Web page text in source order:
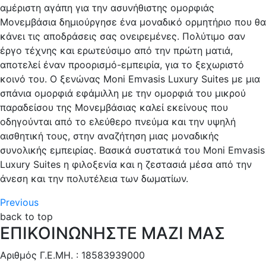
αμέριστη αγάπη για την ασυνήθιστης ομορφιάς
Μονεμβάσια δημιούργησε ένα μοναδικό ορμητήριο που θα
κάνει τις αποδράσεις σας ονειρεμένες. Πολύτιμο σαν
έργο τέχνης και ερωτεύσιμο από την πρώτη ματιά,
αποτελεί έναν προορισμό-εμπειρία, για το ξεχωριστό
κοινό του. Ο ξενώνας Moni Emvasis Luxury Suites με μια
σπάνια ομορφιά εφάμιλλη με την ομορφιά του μικρού
παραδείσου της Μονεμβάσιας καλεί εκείνους που
οδηγούνται από το ελεύθερο πνεύμα και την υψηλή
αισθητική τους, στην αναζήτηση μιας μοναδικής
συνολικής εμπειρίας. Βασικά συστατικά του Moni Emvasis
Luxury Suites η φιλοξενία και η ζεστασιά μέσα από την
άνεση και την πολυτέλεια των δωματίων.
Πλοήγηση
άρθρων
PreviousPrevious
post:
Χαρούμενες
διακοπές
back to top
ΕΠΙΚΟΙΝΩΝΗΣΤΕ ΜΑΖΙ ΜΑΣ
Αριθμός Γ.Ε.ΜΗ. : 18583939000